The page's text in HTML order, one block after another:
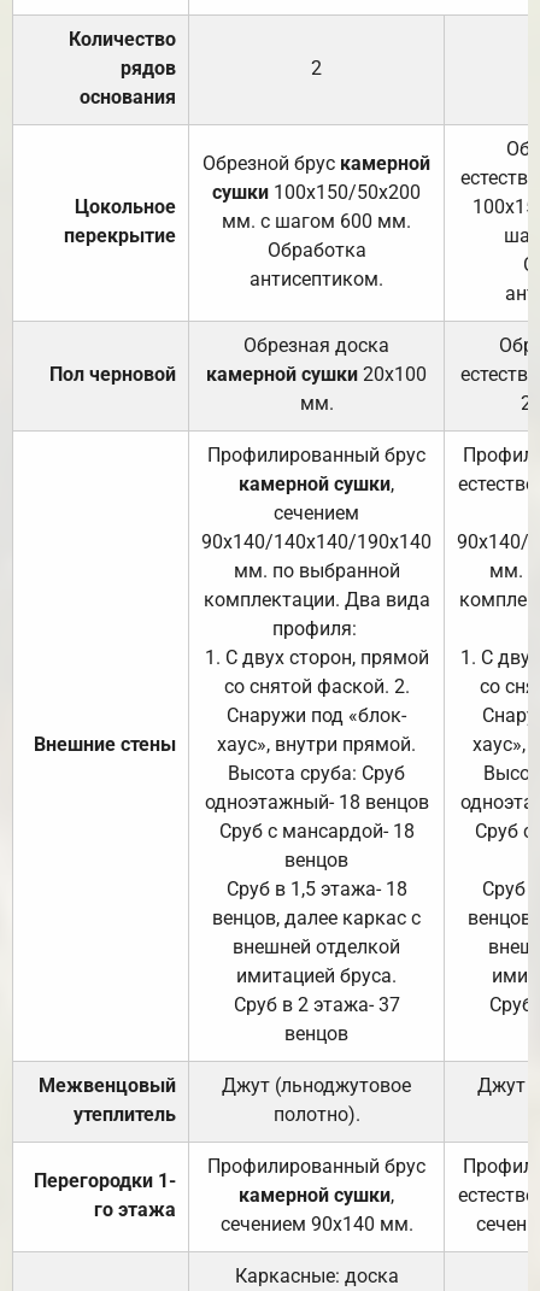
Количество
рядов
основания
2
Цокольное
перекрытие
Обрезной брус камерной
сушки 100х150/50х200
мм. с шагом 600 мм.
Обработка
антисептиком.
Пол черновой
Обрезная доска
камерной сушки 20х100
мм.
Внешние стены
Профилированный брус
камерной сушки,
сечением
90х140/140х140/190х140
мм. по выбранной
комплектации. Два вида
профиля:
1. С двух сторон, прямой
со снятой фаской. 2.
Снаружи под «блок-
хаус», внутри прямой.
Высота сруба: Сруб
одноэтажный- 18 венцов
Сруб с мансардой- 18
венцов
Сруб в 1,5 этажа- 18
венцов, далее каркас с
внешней отделкой
имитацией бруса.
Сруб в 2 этажа- 37
венцов
90х140/
мм.
1. С
со
хаус»,
Сруб с
Сруб
Сруб
Межвенцовый
утеплитель
Джут (льноджутовое
полотно).
Джут
Перегородки 1-
го этажа
Профилированный брус
камерной сушки,
сечением 90х140 мм.
Каркасные: доска